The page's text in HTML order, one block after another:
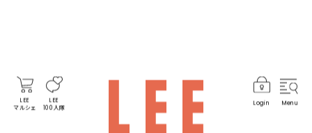
LEE
マルシェ
LEE
100人隊
Login Menu